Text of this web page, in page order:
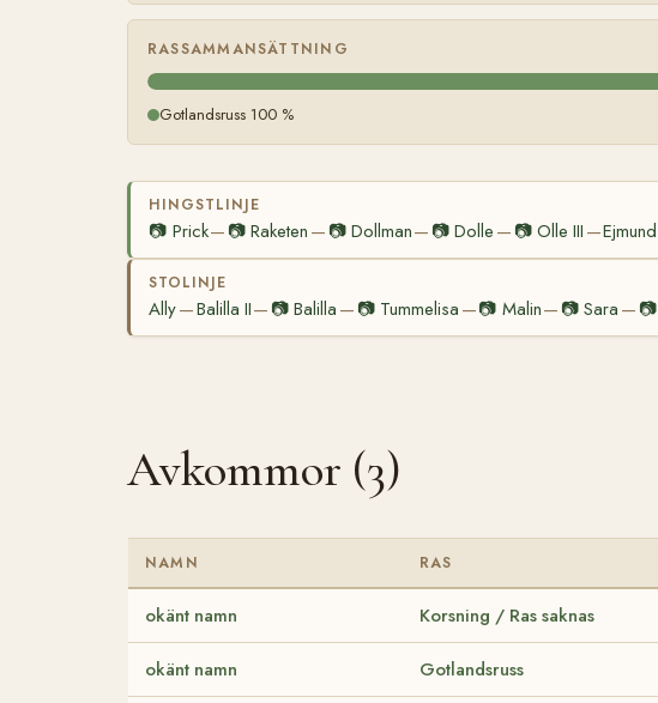
RASSAMMANSÄTTNING
Gotlandsruss 100 %
HINGSTLINJE
📷 Prick— 📷Raketen — 📷 Dollman— 📷 Dolle — 📷Olle III —Ejmund
STOLINJE
Ally—Balilla II— 📷Balilla — 📷 Tummelisa —📷 Malin— 📷Sara — 📷
Avkommor (3)
NAMN RAS
okänt namn Korsning / Ras saknas
okänt namn Gotlandsruss